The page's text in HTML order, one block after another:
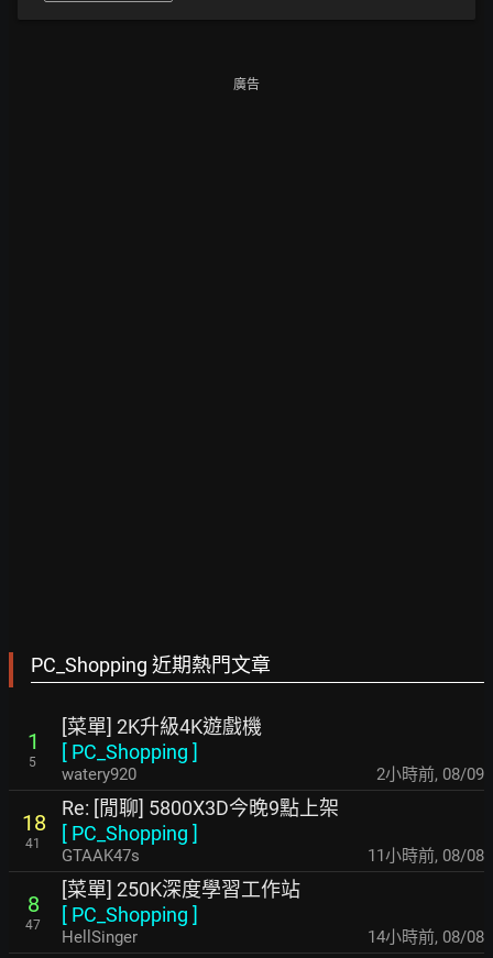
廣告
PC_Shopping 近期熱門文章
1
5
[菜單] 2K升級4K遊戲機
[ PC_Shopping ]
watery920 2小時前, 08/09
18
41
Re: [閒聊] 5800X3D今晚9點上架
[ PC_Shopping ]
GTAAK47s 11小時前, 08/08
8
47
[菜單] 250K深度學習工作站
[ PC_Shopping ]
HellSinger 14小時前, 08/08